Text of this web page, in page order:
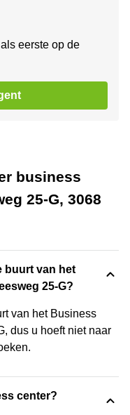
eerste op de
business
25-G, 3068
buurt van het
25-G?
van het Business
dus u hoeft niet naar
center?